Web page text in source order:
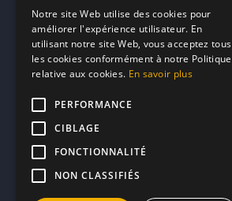
MP2
Contacts
marketing@reserverunbar.fr
11 rue Maurice Grandcoing
94200 Ivry-sur-Seine
Notre site Web utilise des cookies pour
améliorer l'expérience utilisateur. En
utilisant notre site Web, vous acceptez tous
les cookies conformément à notre Politique
relative aux cookies. En savoir plus
PERFORMANCE
CIBLAGE
FONCTIONNALITÉ
NON CLASSIFIÉS